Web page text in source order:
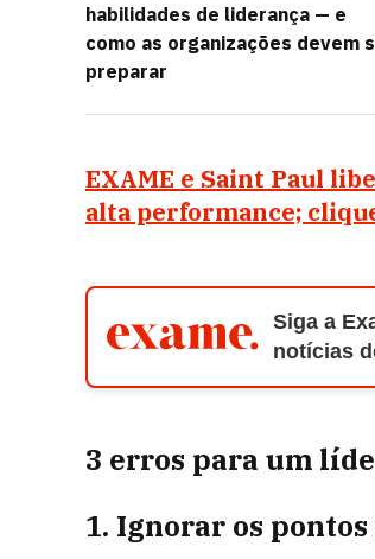
habilidades de liderança — e
como as organizações devem
preparar
EXAME e Saint Paul
alta performance;
Siga a
notícias
3 erros para um
1. Ignorar os